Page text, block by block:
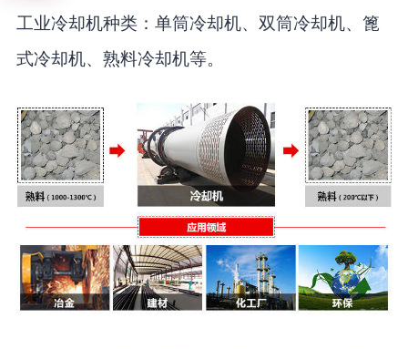
工业冷却机种类：单筒冷却机、双筒冷却机、篦
式冷却机、熟料冷却机等。